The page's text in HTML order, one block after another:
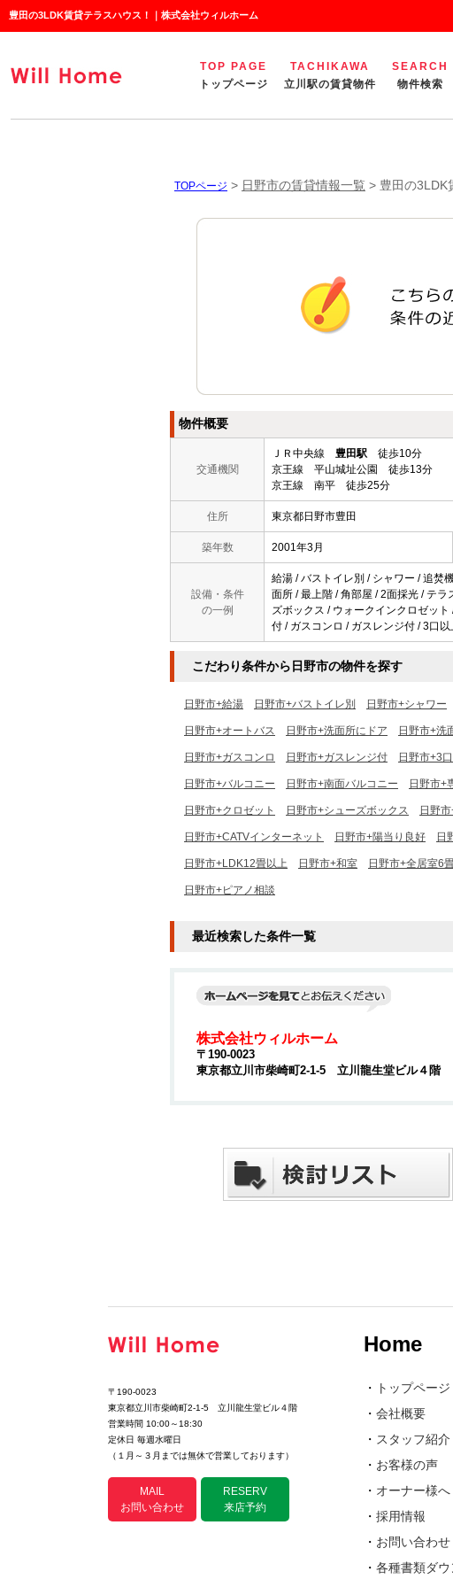
豊田の3LDK賃貸テラスハウス！｜株式会社ウィルホーム
TOP PAGE
トップページ
TACHIKAWA
立川駅の賃貸物件
SEARCH
物件検索
TOPページ > 日野市の賃貸情報一覧 > 豊田の3LDK
物件概要
交通機関
ＪＲ中央線 豊田駅 徒歩10分
京王線 平山城址公園 徒歩13分
京王線 南平 徒歩25分
住所 東京都日野市豊田
築年数 2001年3月
設備・条件
の一例
給湯 / バストイレ別 / シャワー / 追焚
面所 / 最上階 / 角部屋 / 2面採光 / テ
ズボックス / ウォークインクロゼッ
付 / ガスコンロ / ガスレンジ付 / 3口
こだわり条件から日野市の物件を探す
日野市+給湯 日野市+バストイレ別 日野市+シャワー
日野市+オートバス 日野市+洗面所にドア 日野市+洗
日野市+ガスコンロ 日野市+ガスレンジ付 日野市+3
日野市+バルコニー 日野市+南面バルコニー 日野市+
日野市+クロゼット 日野市+シューズボックス 日野
日野市+CATVインターネット 日野市+陽当り良好 日
日野市+LDK12畳以上 日野市+和室 日野市+全居室6
日野市+ピアノ相談
最近検索した条件一覧
株式会社ウィルホーム
〒190-0023
東京都立川市柴崎町2-1-5 立川龍生堂ビル４階
〒190-0023
東京都立川市柴崎町2-1-5 立川龍生堂ビル４階
営業時間 10:00～18:30
定休日 毎週水曜日
（１月～３月までは無休で営業しております）
MAIL
お問い合わせ
RESERV
来店予約
Home
・
トップページ
・ 会社概要
・ スタッフ紹介
・ お客様の声
・ オーナー様へ
・ 採用情報
・ お問い合わせ
・ 各種書類ダウ